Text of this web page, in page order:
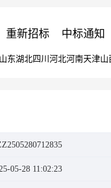
重新招标 中标通知
山东湖北四川 河北河南天津山
05-28 11:02:23